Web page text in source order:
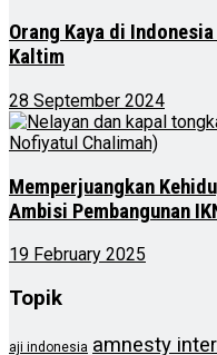
Orang Kaya di
Kaltim
28 September 2024
Memperjuangkan
Ambisi Pembangunan
19 February 2025
Topik
aji indonesia amnesty